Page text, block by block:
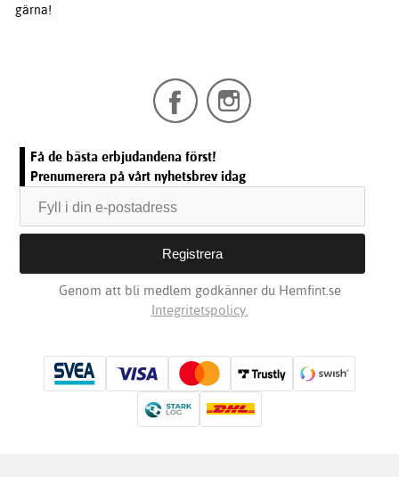
gärna!
Få de bästa erbjudandena först!
Prenumerera på vårt nyhetsbrev idag
Genom att bli medlem godkänner du Hemfint.se
Integritetspolicy.